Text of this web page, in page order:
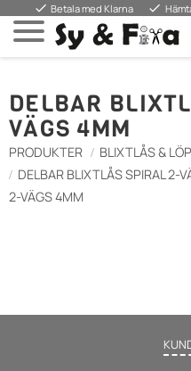
Meny
done Betala med Klarna done
DELBAR
VÄGS 4MM
PRODUKTER BLIXTLÅS &
DELBAR BLIXTLÅS SPIRAL 2-
2-VÄGS 4MM